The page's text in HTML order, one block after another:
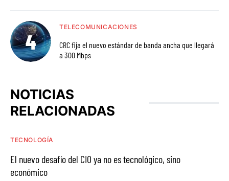
TELECOMUNICACIONES
CRC fija el nuevo estándar de banda ancha que llegará
a 300 Mbps
NOTICIAS
RELACIONADAS
TECNOLOGÍA
El nuevo desafío del CIO ya no es tecnológico, sino
económico